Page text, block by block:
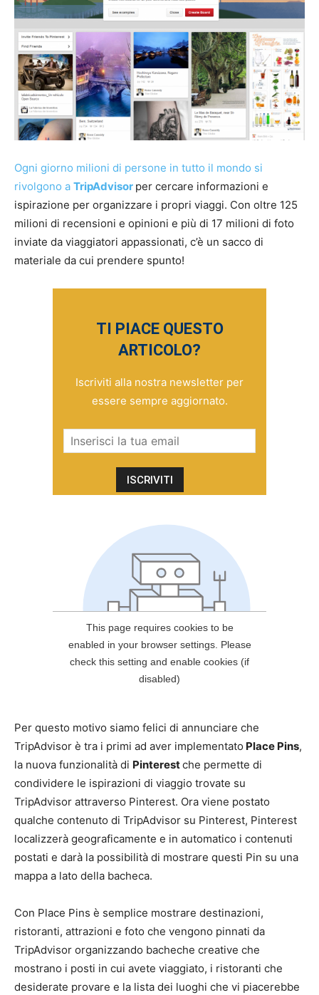
Ogni giorno milioni di persone in tutto il mondo si
rivolgono a TripAdvisor per cercare informazioni e
ispirazione per organizzare i propri viaggi. Con oltre 125
milioni di recensioni e opinioni e più di 17 milioni di foto
inviate da viaggiatori appassionati, c’è un sacco di
materiale da cui prendere spunto!
TI PIACE QUESTO
ARTICOLO?
Iscriviti alla nostra newsletter per
essere sempre aggiornato.
Per questo motivo siamo felici di annunciare che
TripAdvisor è tra i primi ad aver implementato Place Pins,
la nuova funzionalità di Pinterestche permette di
condividere le ispirazioni di viaggio trovate su
TripAdvisor attraverso Pinterest. Ora viene postato
qualche contenuto di TripAdvisor su Pinterest, Pinterest
localizzerà geograficamente e in automatico i contenuti
postati e darà la possibilità di mostrare questi Pin su una
mappa a lato della bacheca.
Con Place Pins è semplice mostrare destinazioni,
ristoranti, attrazioni e foto che vengono pinnati da
TripAdvisor organizzando bacheche creative che
mostrano i posti in cui avete viaggiato, i ristoranti che
desiderate provare e la lista dei luoghi che vi piacerebbe